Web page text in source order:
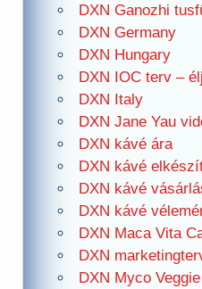
DXN Ganozhi
DXN Germany
DXN Hungary
DXN IOC terv –
DXN Italy
DXN Jane Yau
DXN kávé ára
DXN kávé
DXN kávé
DXN kávé
DXN Maca Vita
DXN
DXN Myco Veggie